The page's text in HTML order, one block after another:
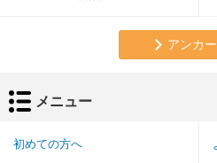
アンカ
メニュー
初めての方へ